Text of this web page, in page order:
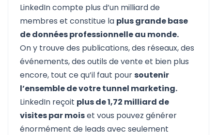
LinkedIn compte plus d’un milliard de
membres et constitue la plus grande base
de données professionnelle au monde.
On y trouve des publications, des réseaux, des
événements, des outils de vente et bien plus
encore, tout ce qu’il faut poursoutenir
l’ensemble de votre tunnel marketing.
LinkedIn reçoit plus de 1,72 milliard de
visites par moiset vous pouvez générer
énormément de leads avec seulement